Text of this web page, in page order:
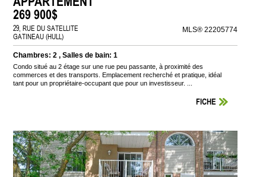
269 900$
29, RUE DU SATELLITE
GATINEAU (HULL)
MLS® 22205774
Chambres: 2 , Salles de bain: 1
Condo situé au 2 étage sur une rue peu passante, à proximité des
commerces et des transports. Emplacement recherché et pratique, idéal
tant pour un propriétaire-occupant que pour un investisseur. ...
FICHE